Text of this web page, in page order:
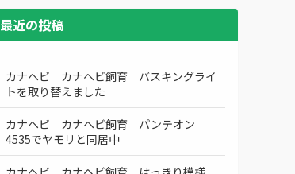
最近の投稿
カナヘビ カナヘビ飼育 バスキングライ
トを取り替えました
カナヘビ カナヘビ飼育 パンテオン
4535でヤモリと同居中